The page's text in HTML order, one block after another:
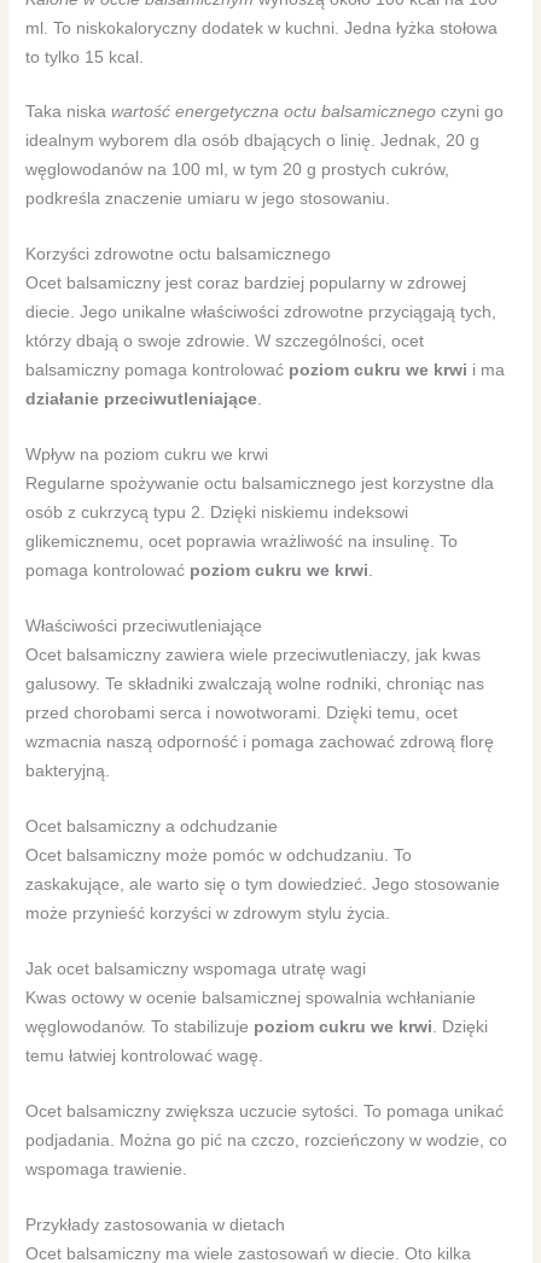
ml. To niskokaloryczny dodatek w kuchni. Jedna łyżka stołowa
to tylko 15 kcal.
Taka niskawartość energetyczna octu balsamicznego czyni go
idealnym wyborem dla osób dbających o linię. Jednak, 20 g
węglowodanów na 100 ml, w tym 20 g prostych cukrów,
podkreśla znaczenie umiaru w jego stosowaniu.
Korzyści zdrowotne octu balsamicznego
Ocet balsamiczny jest coraz bardziej popularny w zdrowej
diecie. Jego unikalne właściwości zdrowotne przyciągają tych,
którzy dbają o swoje zdrowie. W szczególności, ocet
balsamiczny pomaga kontrolować poziom cukru we krwi i ma
działanie przeciwutleniające.
Wpływ na poziom cukru we krwi
Regularne spożywanie octu balsamicznego jest korzystne dla
osób z cukrzycą typu 2. Dzięki niskiemu indeksowi
glikemicznemu, ocet poprawia wrażliwość na insulinę. To
pomaga kontrolować poziom cukru we krwi.
Właściwości przeciwutleniające
Ocet balsamiczny zawiera wiele przeciwutleniaczy, jak kwas
galusowy. Te składniki zwalczają wolne rodniki, chroniąc nas
przed chorobami serca i nowotworami. Dzięki temu, ocet
wzmacnia naszą odporność i pomaga zachować zdrową florę
bakteryjną.
Ocet balsamiczny a odchudzanie
Ocet balsamiczny może pomóc w odchudzaniu. To
zaskakujące, ale warto się o tym dowiedzieć. Jego stosowanie
może przynieść korzyści w zdrowym stylu życia.
Jak ocet balsamiczny wspomaga utratę wagi
Kwas octowy w ocenie balsamicznej spowalnia wchłanianie
węglowodanów. To stabilizuje poziom cukru we krwi . Dzięki
temu łatwiej kontrolować wagę.
Ocet balsamiczny zwiększa uczucie sytości. To pomaga unikać
podjadania. Można go pić na czczo, rozcieńczony w wodzie, co
wspomaga trawienie.
Przykłady zastosowania w dietach
Ocet balsamiczny ma wiele zastosowań w diecie. Oto kilka